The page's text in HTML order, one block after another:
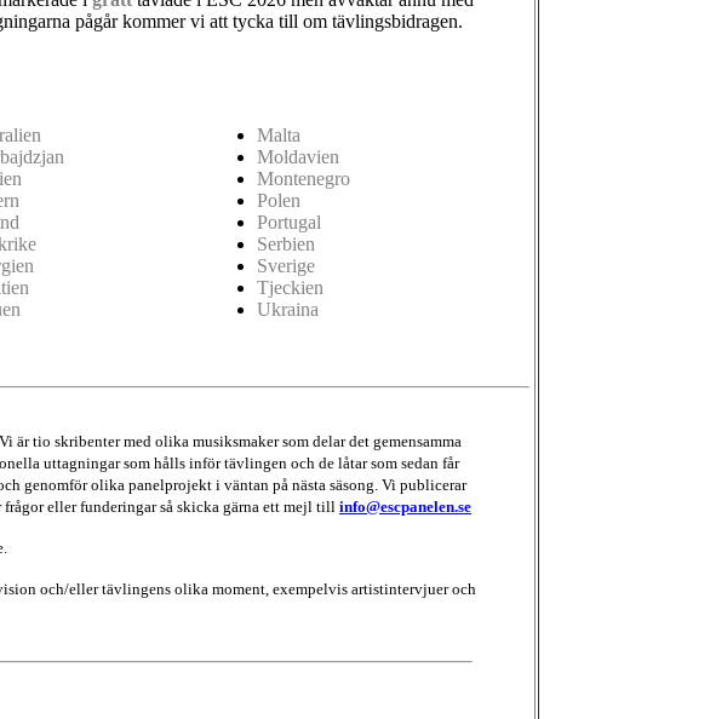
pågår kommer vi att tycka till om tävlingsbidragen.
Malta
Moldavien
Montenegro
Polen
Portugal
Serbien
Sverige
Tjeckien
Ukraina
tio skribenter med olika musiksmaker som delar det gemensamma
uttagningar som hålls inför tävlingen och de låtar som sedan får
genomför olika panelprojekt i väntan på nästa säsong. Vi publicerar
frågor eller funderingar så skicka gärna ett mejl till info@escpanelen.se
och/eller tävlingens olika moment, exempelvis artistintervjuer och